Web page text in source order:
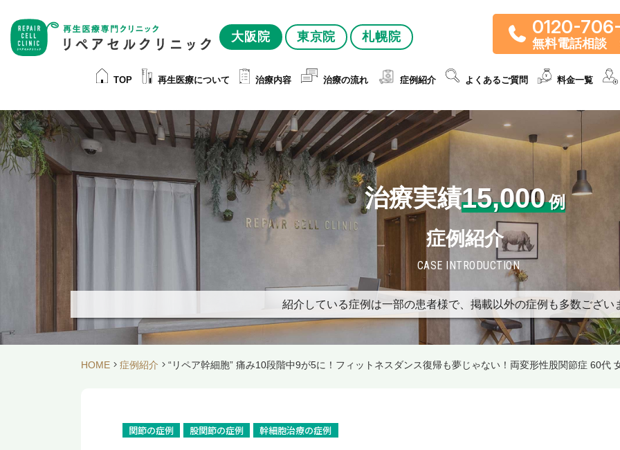
大阪院 東京院 札幌院 0120-
無料電話相談
TOP 再生医療について 治療内容 治療の流れ 症例紹介 よくあるご質問 料金一覧
治療実績15,000例
症例紹介
CASE INTRODUCTION
紹介している症例は一部の患者様で、掲載以外の症例も多数ござい
HOME 症例紹介 “リペア幹細胞” 痛み10段階中9が5に！フィットネスダンス復帰も夢じゃない！両変形性股関節症 60代
関節の症例 股関節の症例 幹細胞治療の症例